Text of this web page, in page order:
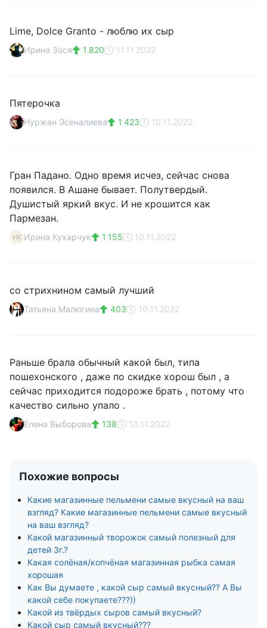
Lime, Dolce Granto - люблю их сыр
Ирина Зося 1 820 11.11.2022
Пятерочка
Нуржан Эсеналиева 1 423 10.11.2022
Гран Падано. Одно время исчез, сейчас снова
появился. В Ашане бывает. Полутвердый.
Душистый яркий вкус. И не крошится как
Пармезан.
ИК Ирина Кухарчук 1 155 10.11.2022
со стрихнином самый лучший
Татьяна Малюгина 403 10.11.2022
Раньше брала обычный какой был, типа
пошехонского , даже по скидке хорош был , а
сейчас приходится подороже брать , потому что
качество сильно упало .
Елена Выборова 138 10.11.2022
Похожие вопросы
Какие магазинные пельмени самые вкусный на ваш
взгляд? Какие магазинные пельмени самые вкусный
на ваш взгляд?
Какой магазинный творожок самый полезный для
детей 3г.?
Какая солёная/копчёная магазинная рыбка самая
хорошая
Как Вы думаете , какой сыр самый вкусный?? А Вы
какой себе покупаете???))
Какой из твёрдых сыров самый вкусный?
Какой сыр самый вкусный???